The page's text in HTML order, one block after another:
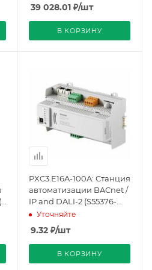
Кол-во
2
39 028.01₽/шт
В КОРЗИНУ
PXC3.E16A-100A: Станция
автоматизации BACnet /
IP and DALI-2 (S55376-
C177), Siemens
Уточняйте
9.32₽/шт
В КОРЗИНУ